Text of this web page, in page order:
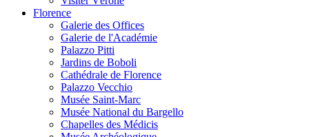
Florence
Galerie des Offices
Galerie de l'Académie
Palazzo Pitti
Jardins de Boboli
Cathédrale de Florence
Palazzo Vecchio
Musée Saint-Marc
Musée National du Bargello
Chapelles des Médicis